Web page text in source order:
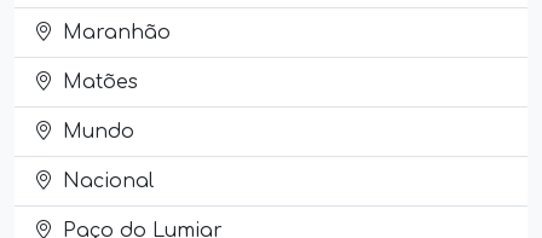
Maranhão
Matões
Mundo
Nacional
Paço do Lumiar